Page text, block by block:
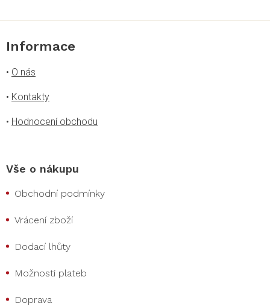
Informace
• O nás
• Kontakty
• Hodnocení obchodu
Vše o nákupu
Obchodní podmínky
Vrácení zboží
Dodací lhůty
Možnosti plateb
Doprava